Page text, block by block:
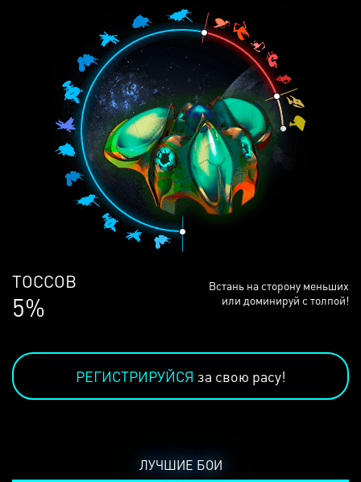
ЛЮДЕЙ
68%
Встань на сторону меньших
или доминируй с толпой!
РЕГИСТРИРУЙСЯ за свою расу!
ЛУЧШИЕ БОИ